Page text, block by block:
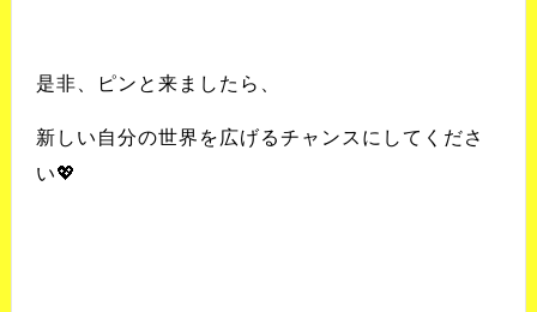
是非、ピンと来ましたら、
新しい自分の世界を広げるチャンスにしてくださ
い💖